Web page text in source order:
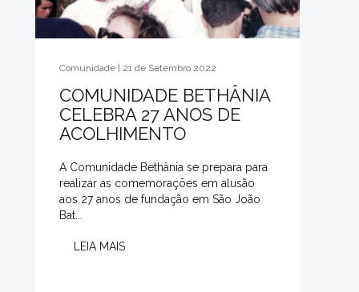
Comunidade | 21 de Setembro 2022
COMUNIDADE BETHÂNIA
CELEBRA 27 ANOS DE
ACOLHIMENTO
A Comunidade Bethânia se prepara para
realizar as comemorações em alusão
aos 27 anos de fundação em São João
Bat...
LEIA MAIS